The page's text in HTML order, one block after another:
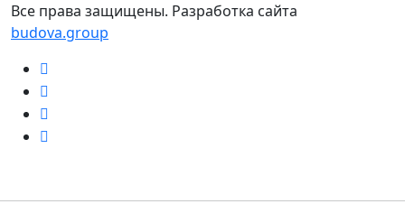
Все права защищены. Разработка сайта
budova.group